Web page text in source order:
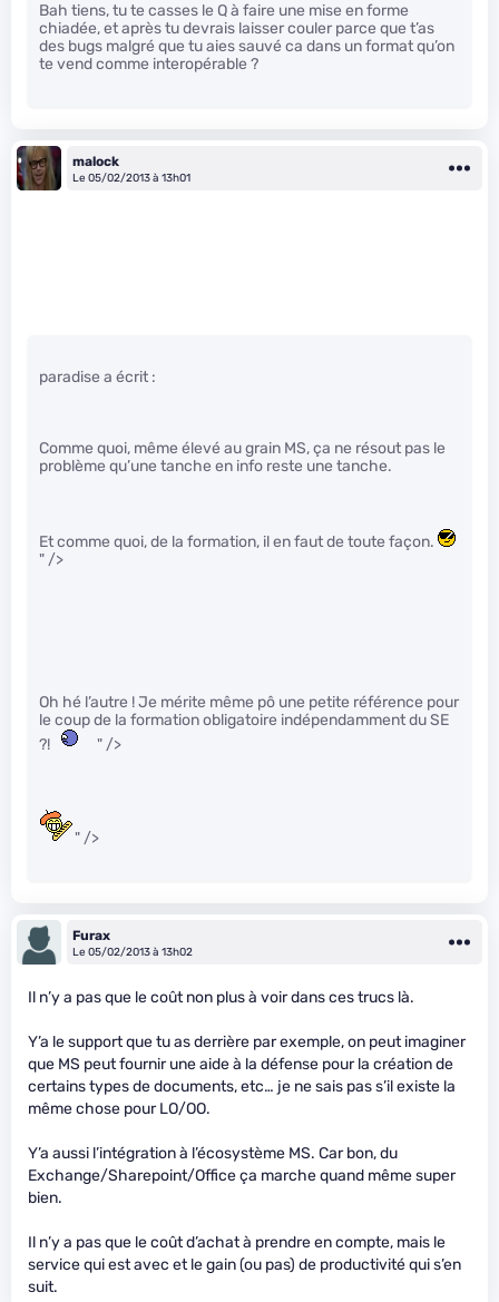
Bah tiens, tu te casses le Q à faire une mise en forme
chiadée, et après tu devrais laisser couler parce que t’as
des bugs malgré que tu aies sauvé ca dans un format qu’on
te vend comme interopérable ?
malock
Le 05/02/2013 à 13h01
paradise a écrit :
Comme quoi, même élevé au grain MS, ça ne résout pas le
problème qu’une tanche en info reste une tanche.
Et comme quoi, de la formation, il en faut de toute façon.
" />
Oh hé l’autre ! Je mérite même pô une petite référence pour
le coup de la formation obligatoire indépendamment du SE
?!
" />
" />
Furax
Le 05/02/2013 à 13h02
Il n’y a pas que le coût non plus à voir dans ces trucs là.
Y’a le support que tu as derrière par exemple, on peut imaginer
que MS peut fournir une aide à la défense pour la création de
certains types de documents, etc… je ne sais pas s’il existe la
même chose pour LO/OO.
Y’a aussi l’intégration à l’écosystème MS. Car bon, du
Exchange/Sharepoint/Office ça marche quand même super
bien.
Il n’y a pas que le coût d’achat à prendre en compte, mais le
service qui est avec et le gain (ou pas) de productivité qui s’en
suit.